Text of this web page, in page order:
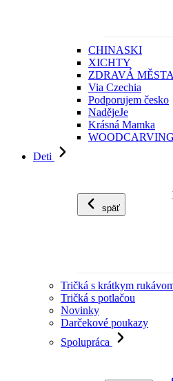
CHINASKI
XICHTY
ZDRAVÁ MĚSTA
Via Czechia
Podporujem česko
NadějeJe
Krásná Mamka
WOODCARVING
Deti
späť
Tričká s krátkym
Tričká s potlačou
Novinky
Darčekové poukazy
Spolupráca